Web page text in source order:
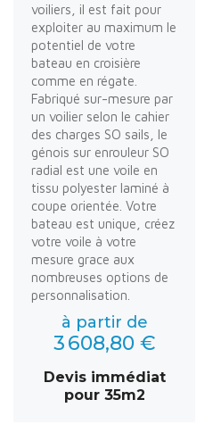
voiliers, il est fait pour
exploiter au maximum le
potentiel de votre
bateau en croisière
comme en régate.
Fabriqué sur-mesure par
un voilier selon le cahier
des charges SO sails, le
génois sur enrouleur SO
radial est une voile en
tissu polyester laminé à
coupe orientée. Votre
bateau est unique, créez
votre voile à votre
mesure grace aux
nombreuses options de
personnalisation.
à partir de
3 608,80 €
Devis immédiat
pour 35m2